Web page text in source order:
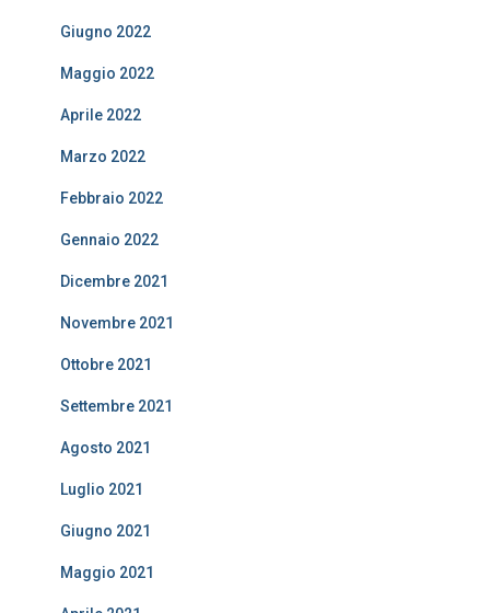
Giugno 2022
Maggio 2022
Aprile 2022
Marzo 2022
Febbraio 2022
Gennaio 2022
Dicembre 2021
Novembre 2021
Ottobre 2021
Settembre 2021
Agosto 2021
Luglio 2021
Giugno 2021
Maggio 2021